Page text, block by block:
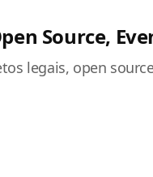
Source,
legais, open